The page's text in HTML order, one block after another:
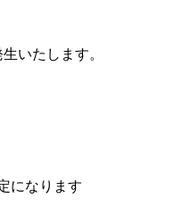
いたします。
になります